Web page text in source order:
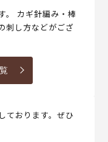
。 カギ針編み・棒
刺し方などがござ
ております。ぜひ